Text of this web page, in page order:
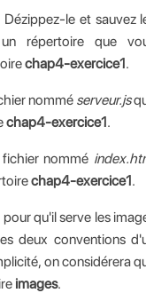
Dézippez-le et sauvez
répertoire que
chap4-exercice1.
nommé serveur.js
chap4-exercice1.
nommé
chap4-exercice1.
qu'il serve les
deux conventions
on considérera
images.